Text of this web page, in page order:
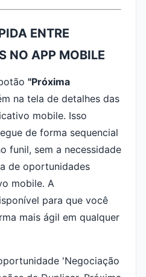
ENTRE
NO APP MOBILE
"Próxima
na tela de detalhes das
mobile. Isso
de forma sequencial
funil, sem a necessidade
de oportunidades
mobile. A
para que você
mais ágil em qualquer